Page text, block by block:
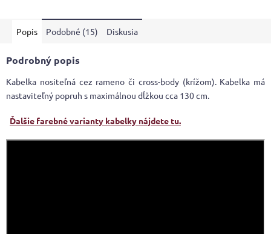
Popis Podobné (15) Diskusia
Podrobný popis
Kabelka nositeľná cez rameno či cross-body (krížom). Kabelka má
nastaviteľný popruh s maximálnou dĺžkou cca 130 cm.
Ďalšie farebné varianty kabelky nájdete tu.